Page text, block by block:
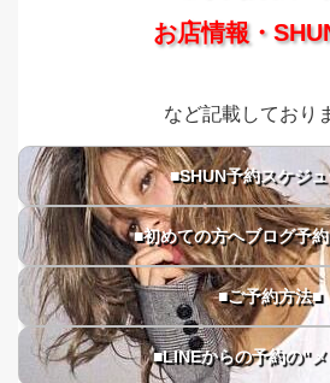
お店情報・
など記載しており
■SHUN予約スケジ
■初めての方へブログ予
■ご予約方法■
■LINEからの予約の"